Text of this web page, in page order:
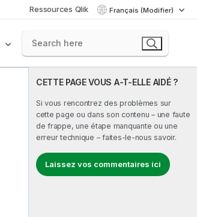
Ressources Qlik Français (Modifier)
CETTE PAGE VOUS A-T-ELLE AIDÉ ?
Si vous rencontrez des problèmes sur
cette page ou dans son contenu – une faute
de frappe, une étape manquante ou une
erreur technique – faites-le-nous savoir.
Laissez vos commentaires ici